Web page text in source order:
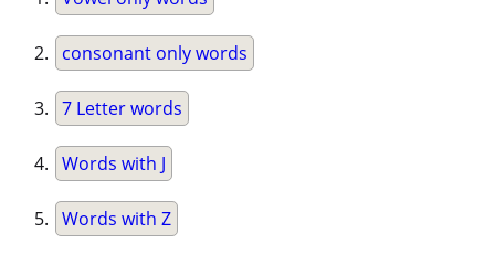
consonant only words
7 Letter words
Words with J
Words with Z